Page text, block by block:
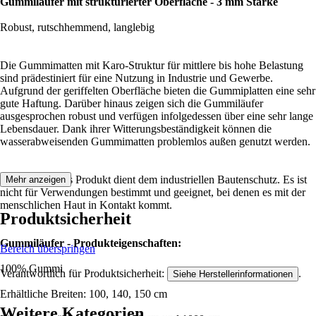
Robust, rutschhemmend, langlebig
Die Gummimatten mit Karo-Struktur für mittlere bis hohe Belastung
sind prädestiniert für eine Nutzung in Industrie und Gewerbe.
Aufgrund der geriffelten Oberfläche bieten die Gummiplatten eine sehr
gute Haftung. Darüber hinaus zeigen sich die Gummiläufer
ausgesprochen robust und verfügen infolgedessen über eine sehr lange
Lebensdauer. Dank ihrer Witterungsbeständigkeit können die
wasserabweisenden Gummimatten problemlos außen genutzt werden.
Hinweis: Dieses Produkt dient dem industriellen Bautenschutz. Es ist
nicht für Verwendungen bestimmt und geeignet, bei denen es mit der
menschlichen Haut in Kontakt kommt.
Gummiläufer - Produkteigenschaften:
100% Gummi
Erhältliche Breiten: 100, 140, 150 cm
Mehr anzeigen
Produktsicherheit
Bereich überspringen
Verantwortlich für Produktsicherheit: Siehe Herstellerinformationen .